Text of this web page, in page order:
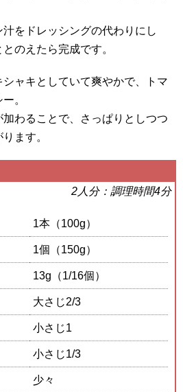
をドレッシングの代わりにし
のえたら完成です。
ャキとしていて爽やかで、トマ
。
わることで、さっぱりとしつつ
ます。
2人分：調理時間4分
1本（100g）
1個（150g）
13g（1/16個）
大さじ2/3
小さじ1
小さじ1/3
少々